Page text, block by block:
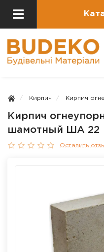
Кирпич Кирпич
Кирпич
шамотный ША 22
Оставить